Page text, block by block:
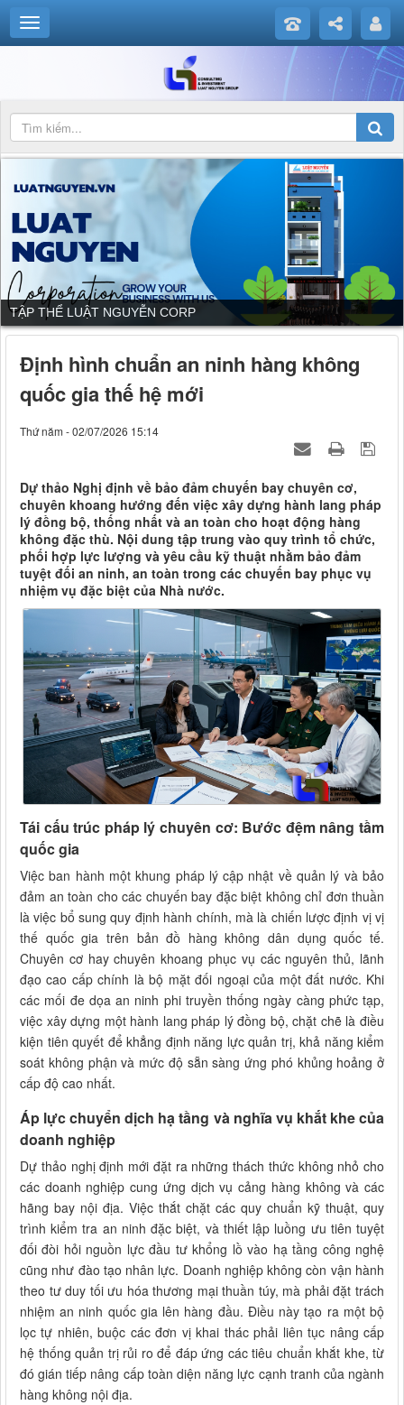
TẬP THỂ LUẬT NGUYỄN CORP
Định hình chuẩn an ninh hàng không
quốc gia thế hệ mới
Thứ năm - 02/07/2026 15:14
Dự thảo Nghị định về bảo đảm chuyến bay chuyên cơ,
chuyên khoang hướng đến việc xây dựng hành lang pháp
lý đồng bộ, thống nhất và an toàn cho hoạt động hàng
không đặc thù. Nội dung tập trung vào quy trình tổ chức,
phối hợp lực lượng và yêu cầu kỹ thuật nhằm bảo đảm
tuyệt đối an ninh, an toàn trong các chuyến bay phục vụ
nhiệm vụ đặc biệt của Nhà nước.
Tái cấu trúc pháp lý chuyên cơ: Bước đệm nâng tầm
quốc gia
Việc ban hành một khung pháp lý cập nhật về quản lý và bảo
đảm an toàn cho các chuyến bay đặc biệt không chỉ đơn thuần
là việc bổ sung quy định hành chính, mà là chiến lược định vị vị
thế quốc gia trên bản đồ hàng không dân dụng quốc tế.
Chuyên cơ hay chuyên khoang phục vụ các nguyên thủ, lãnh
đạo cao cấp chính là bộ mặt đối ngoại của một đất nước. Khi
các mối đe dọa an ninh phi truyền thống ngày càng phức tạp,
việc xây dựng một hành lang pháp lý đồng bộ, chặt chẽ là điều
kiện tiên quyết để khẳng định năng lực quản trị, khả năng kiểm
soát không phận và mức độ sẵn sàng ứng phó khủng hoảng ở
cấp độ cao nhất.
Áp lực chuyển dịch hạ tầng và nghĩa vụ khắt khe của
doanh nghiệp
Dự thảo nghị định mới đặt ra những thách thức không nhỏ cho
các doanh nghiệp cung ứng dịch vụ cảng hàng không và các
hãng bay nội địa. Việc thắt chặt các quy chuẩn kỹ thuật, quy
trình kiểm tra an ninh đặc biệt, và thiết lập luồng ưu tiên tuyệt
đối đòi hỏi nguồn lực đầu tư khổng lồ vào hạ tầng công nghệ
cũng như đào tạo nhân lực. Doanh nghiệp không còn vận hành
theo tư duy tối ưu hóa thương mại thuần túy, mà phải đặt trách
nhiệm an ninh quốc gia lên hàng đầu. Điều này tạo ra một bộ
lọc tự nhiên, buộc các đơn vị khai thác phải liên tục nâng cấp
hệ thống quản trị rủi ro để đáp ứng các tiêu chuẩn khắt khe, từ
đó gián tiếp nâng cấp toàn diện năng lực cạnh tranh của ngành
hàng không nội địa.